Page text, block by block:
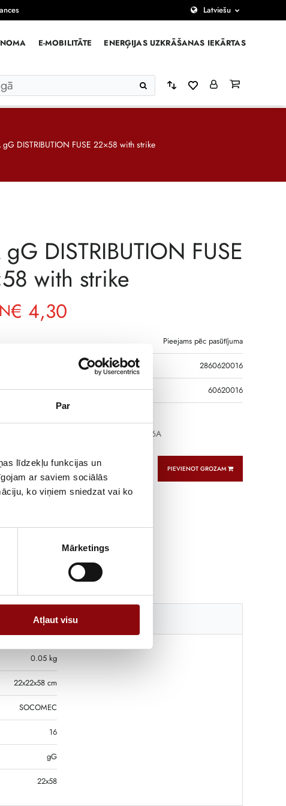
Par
līdzekļu funkcijas un
ar saviem sociālās
ko viņiem sniedzat vai ko
Mārketings
Atļaut visu
Latviešu
NOMA E-MOBILITĀTE ENERĢIJAS UZKRĀŠANAS IEKĀRTAS
gG DISTRIBUTION FUSE 22×58 with strike
DISTRIBUTION FUSE
with strike
€ 4,30
Pieejams pēc pasūtījuma
2860620016
60620016
fuse with striker gG type 22×58 690Vac 16A
PIEVIENOT GROZAM
Katalogi
0.05 kg
22x22x58 cm
SOCOMEC
16
gG
22x58